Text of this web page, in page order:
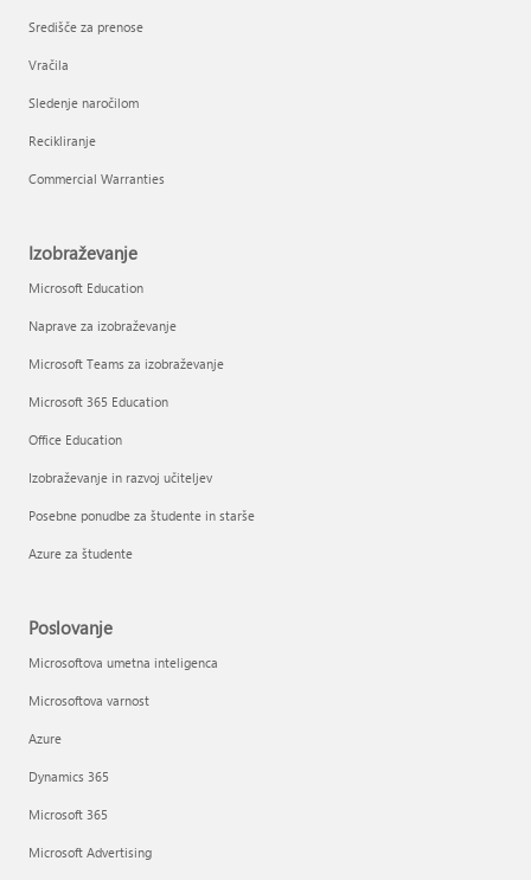
Središče za prenose
Vračila
Sledenje naročilom
Recikliranje
Commercial Warranties
Izobraževanje
Microsoft Education
Naprave za izobraževanje
Microsoft Teams za izobraževanje
Microsoft 365 Education
Office Education
Izobraževanje in razvoj učiteljev
Posebne ponudbe za študente in starše
Azure za študente
Poslovanje
Microsoftova umetna inteligenca
Microsoftova varnost
Azure
Dynamics 365
Microsoft 365
Microsoft Advertising